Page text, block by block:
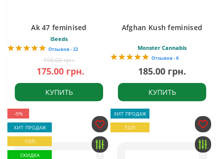
Ak 47 feminised
iSeeds
Отзывов - 22
190.00 грн.
175.00 грн.
КУПИТЬ
Afghan Kush feminised
Monster Cannabis
Отзывов - 6
185.00 грн.
КУПИТЬ
-9%
ХИТ ПРОДАЖ
ТОП
СКИДКА
ХИТ ПРОДАЖ
ТОП